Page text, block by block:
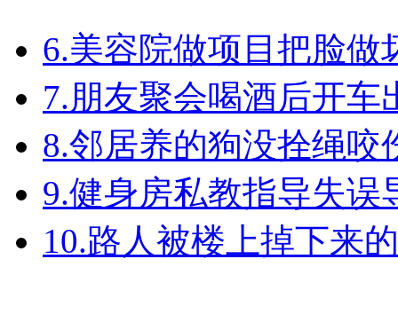
6.美容院做项目把脸做
7.朋友聚会喝酒后开
8.邻居养的狗没拴绳
9.健身房私教指导失
10.路人被楼上掉下来